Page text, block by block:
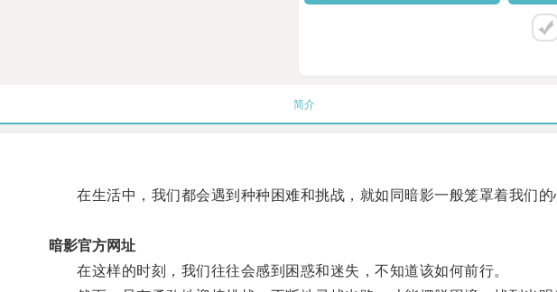
简介
在生活中，我们都会遇到种种困难和挑战，就如同暗影一般笼罩着我们的
暗影官方网址
在这样的时刻，我们往往会感到困惑和迷失，不知道该如何前行。